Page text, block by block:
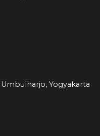
Yogyakarta